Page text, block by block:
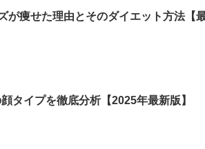
が痩せた理由とそのダイエット方法【
タイプを徹底分析【2025年最新版】